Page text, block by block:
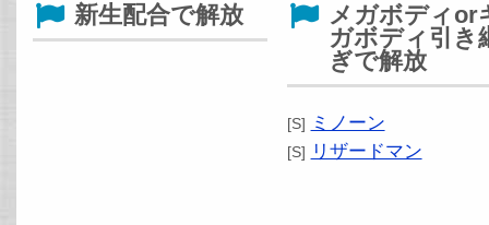
新生配合で解放
メガボディor
ガボディ引き
ぎで解放
[S] ミノーン
[S] リザードマン